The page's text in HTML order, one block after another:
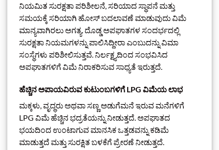
ನಿಯಮಿತ ಸುರಕ್ಷತಾ ಪರಿಶೀಲನೆ, ಸರಿಯಾದ ಸ್ಥಾಪನೆ ಮತ್ತು
ಸಮಯಕ್ಕೆ ಸರಿಯಾಗಿ ಹೋಸ್ ಬದಲಾವಣೆ ಮಾಡುವುದು ವಿಮೆ
ಮಾನ್ಯವಾಗಿರಲು ಅಗತ್ಯ. ದೊಡ್ಡ ಅಪಘಾತಗಳ ಸಂದರ್ಭದಲ್ಲಿ
ಸುರಕ್ಷತಾ ನಿಯಮಗಳನ್ನು ಪಾಲಿಸಿದ್ದೀರಾ ಎಂಬುದನ್ನು ವಿಮಾ
ಸಂಸ್ಥೆಗಳು ಪರಿಶೀಲಿಸುತ್ತವೆ. ನಿರ್ಲಕ್ಷ್ಯದಿಂದ ಸಂಭವಿಸಿದ
ಅಪಘಾತಗಳಿಗೆ ವಿಮೆ ನಿರಾಕರಿಸುವ ಸಾಧ್ಯತೆ ಇರುತ್ತದೆ.
ಹೆಚ್ಚಿನ ಅಪಾಯವಿರುವ ಕುಟುಂಬಗಳಿಗೆ LPG ವಿಮೆಯ ಲಾಭ
ಮಕ್ಕಳು, ವೃದ್ಧರು ಅಥವಾ ಸಣ್ಣ ಅಡುಗೆಮನೆ ಇರುವ ಮನೆಗಳಿಗೆ
LPG ವಿಮೆ ಹೆಚ್ಚಿನ ಭದ್ರತೆಯನ್ನು ನೀಡುತ್ತದೆ. ಅಪಘಾತದ
ಭಯದಿಂದ ಉಂಟಾಗುವ ಮಾನಸಿಕ ಒತ್ತಡವನ್ನು ಕಡಿಮೆ
ಮಾಡುತ್ತದೆ ಮತ್ತು ಸುರಕ್ಷಿತ ಬಳಕೆಗೆ ಪ್ರೇರಣೆ ನೀಡುತ್ತದೆ.